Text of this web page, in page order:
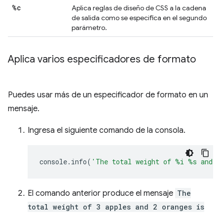
%c
Aplica reglas de diseño de CSS a la cadena
de salida como se especifica en el segundo
parámetro.
Aplica varios especificadores de formato
Puedes usar más de un especificador de formato en un
mensaje.
Ingresa el siguiente comando de la consola.
console. info( 'The total weight of %i %s and
El comando anterior produce el mensaje The
total weight of 3 apples and 2 oranges is